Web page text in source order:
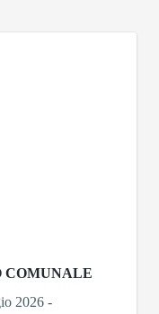
COMUNALE
2026 -